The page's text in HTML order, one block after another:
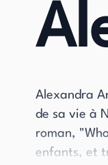
Alexandra
de sa vie à
roman,
enfants, et